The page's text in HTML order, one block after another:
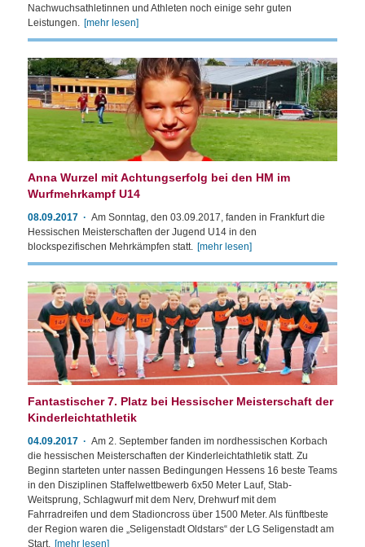
Nachwuchsathletinnen und Athleten noch einige sehr guten
Leistungen. [mehr lesen]
Anna Wurzel mit Achtungserfolg bei den HM im
Wurfmehrkampf U14
08.09.2017
Am Sonntag, den 03.09.2017, fanden in Frankfurt die
Hessischen Meisterschaften der Jugend U14 in den
blockspezifischen Mehrkämpfen statt. [mehr lesen]
Fantastischer 7. Platz bei Hessischer Meisterschaft der
Kinderleichtathletik
04.09.2017
Am 2. September fanden im nordhessischen Korbach
die hessischen Meisterschaften der Kinderleichtathletik statt. Zu
Beginn starteten unter nassen Bedingungen Hessens 16 beste Teams
in den Disziplinen Staffelwettbewerb 6x50 Meter Lauf, Stab-
Weitsprung, Schlagwurf mit dem Nerv, Drehwurf mit dem
Fahrradreifen und dem Stadioncross über 1500 Meter. Als fünftbeste
der Region waren die „Seligenstadt Oldstars“ der LG Seligenstadt am
Start. [mehr lesen]